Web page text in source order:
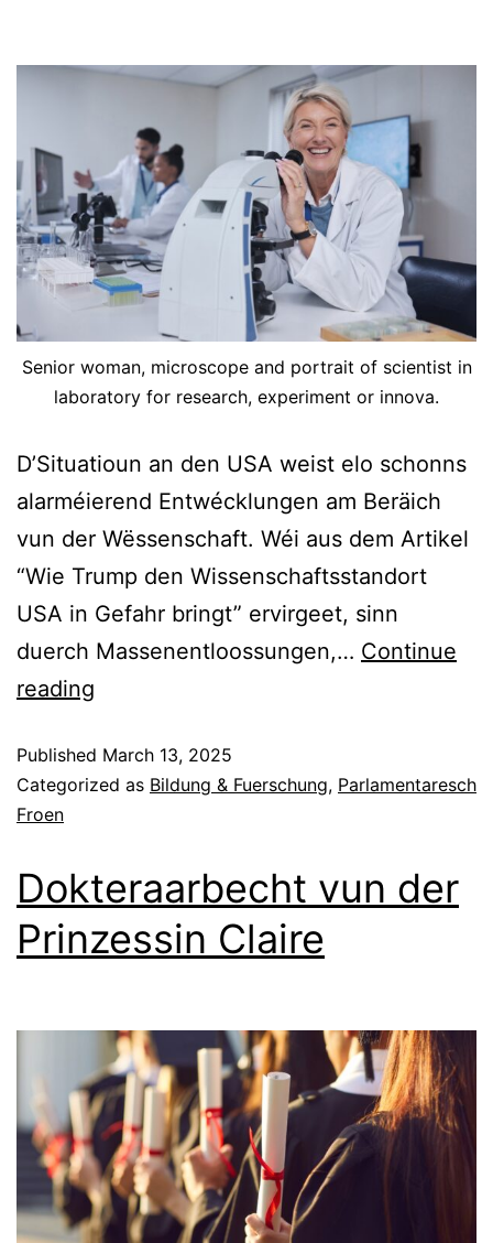
Senior woman, microscope and portrait of scientist in
laboratory for research, experiment or innova.
D’Situatioun an den USA weist elo schonns
alarméierend Entwécklungen am Beräich
vun der Wëssenschaft. Wéi aus dem Artikel
“Wie Trump den Wissenschaftsstandort
USA in Gefahr bringt” ervirgeet, sinn
duerch Massenentloossungen,… Continue
reading
Published March 13, 2025
Categorized as Bildung & Fuerschung, Parlamentaresch
Froen
Dokteraarbecht vun der
Prinzessin Claire